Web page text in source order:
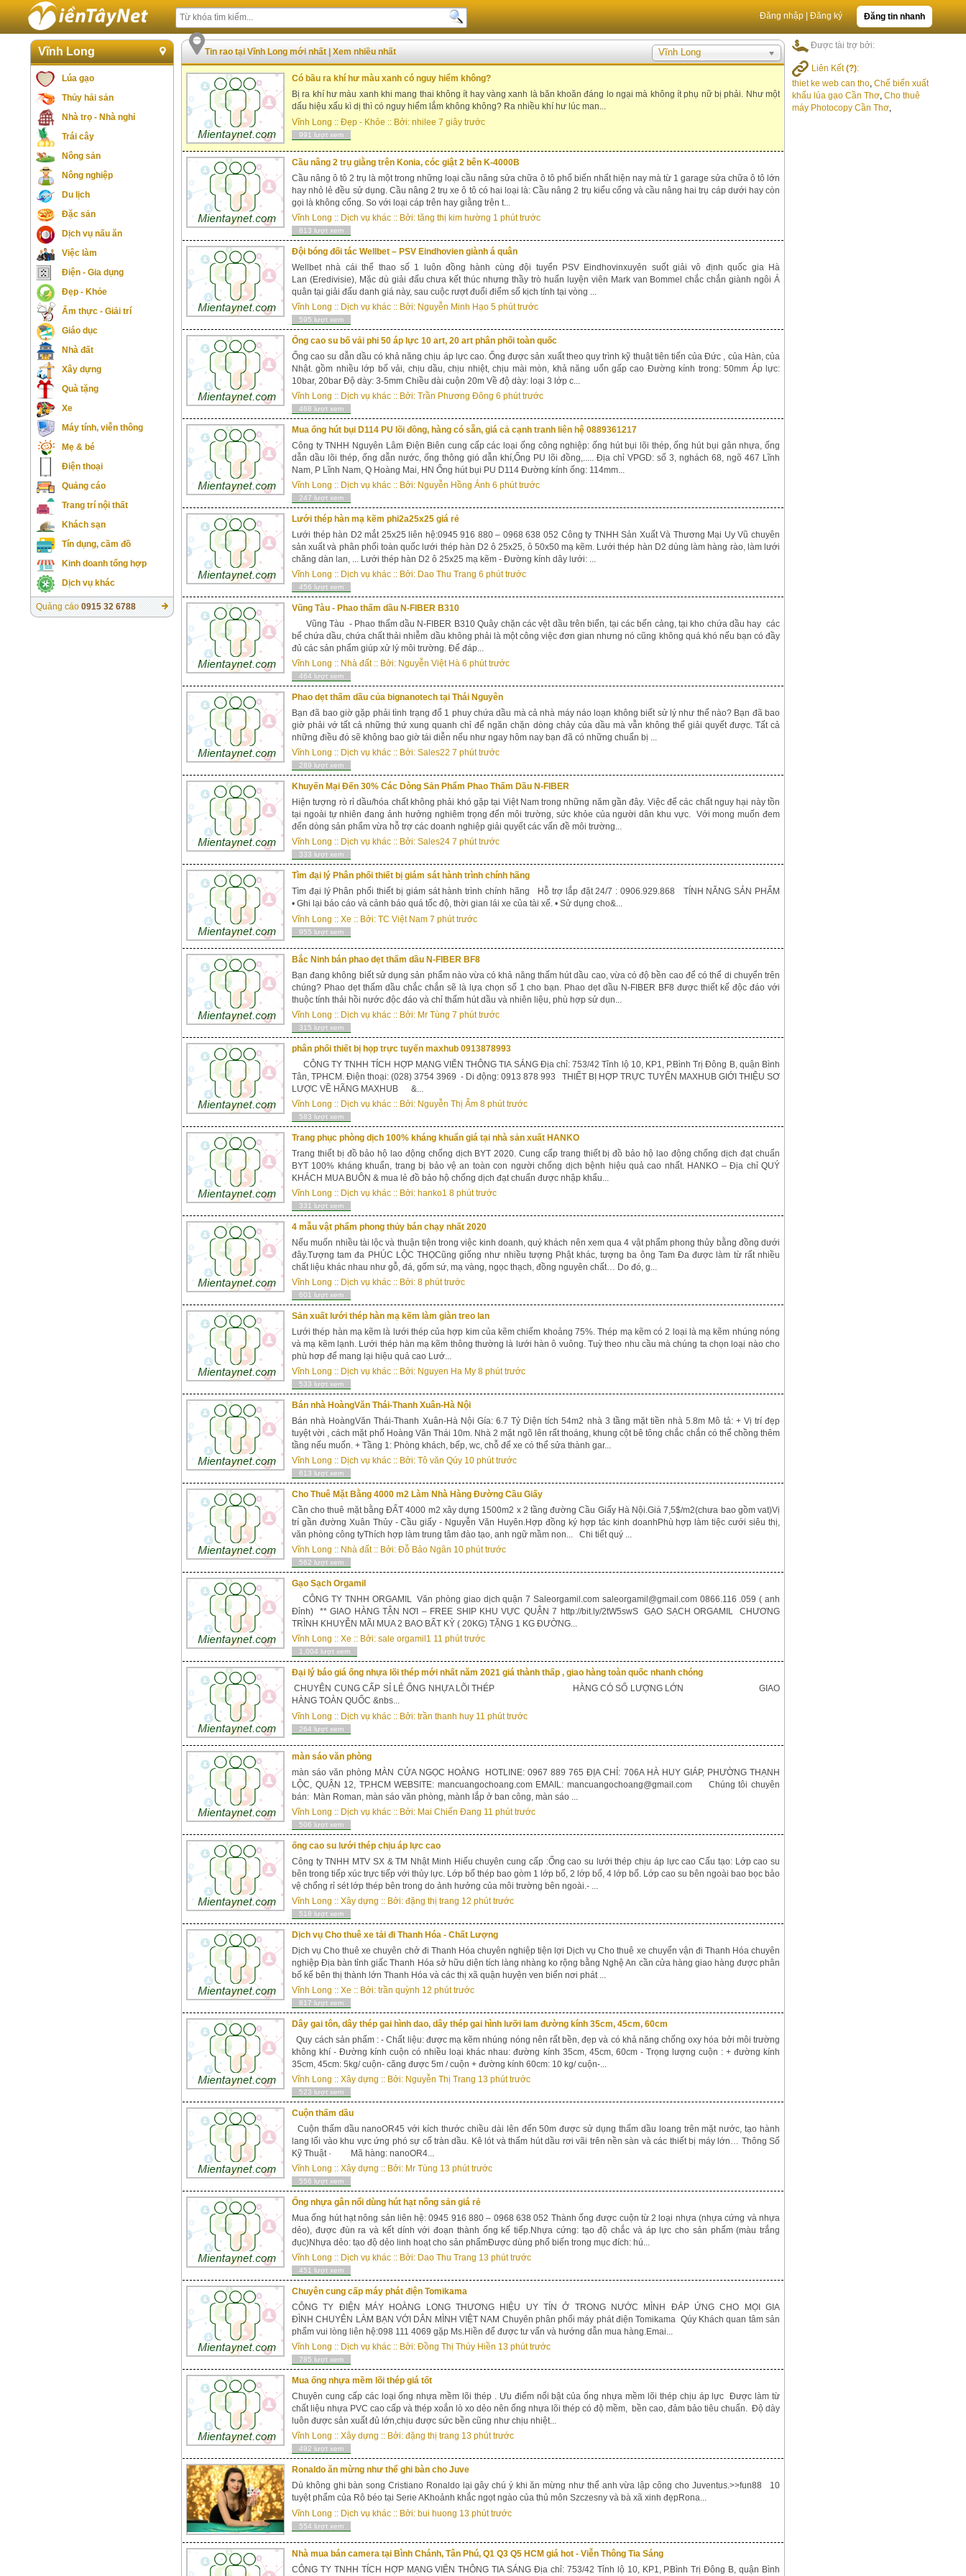
Đăng tin nhanh
Đăng nhập Đăng ký
Vĩnh Long
Lúa gạo
Thủy hải sản
Nhà trọ - Nhà nghỉ
Trái cây
Nông sản
Nông nghiệp
Du lịch
Đặc sản
Dịch vụ nấu ăn
Việc làm
Điện - Gia dụng
Đẹp - Khỏe
Ẩm thực - Giải trí
Giáo dục
Nhà đất
Xây dựng
Quà tặng
Xe
Máy tính, viễn thông
Mẹ & bé
Điện thoại
Quảng cáo
Trang trí nội thất
Khách sạn
Tín dụng, cầm đồ
Kinh doanh tổng hợp
Dịch vụ khác
Quảng cáo 0915 32 6788
Được tài trợ bởi:
Liên Kết(?):
thiet ke web can tho, Chế biến xuất
khẩu lúa gạo Cần Thơ, Cho thuê
máy Photocopy Cần Thơ,
Tin rao tại Vĩnh Long mới nhất Xem nhiều nhất Vĩnh Long
Có bầu ra khí hư màu xanh có nguy hiểm không?
Bị ra khí hư màu xanh khi mang thai không ít hay vàng xanh là băn khoăn đáng lo ngại mà không ít phụ nữ bị phải. Như một
dấu hiệu xấu kì dị thì có nguy hiểm lắm không không? Ra nhiều khí hư lúc man...
Vĩnh Long :: Đẹp - Khỏe :: Bởi: nhilee 7 giây trước
991 lượt xem
Cầu nâng 2 trụ giằng trên Konia, cóc giật 2 bên K-4000B
Cầu nâng ô tô 2 trụ là một trong những loại cầu nâng sửa chữa ô tô phổ biến nhất hiện nay mà từ 1 garage sửa chữa ô tô lớn
hay nhỏ lẻ đều sử dụng. Cầu nâng 2 trụ xe ô tô có hai loại là: Cầu nâng 2 trụ kiểu cổng và cầu nâng hai trụ cáp dưới hay còn
gọi là không cổng. So với loại cáp trên hay giằng trên t...
Vĩnh Long :: Dịch vụ khác :: Bởi: tăng thị kim hường 1 phút trước
813 lượt xem
Đội bóng đối tác Wellbet – PSV Eindhovien giành á quân
Wellbet nhà cái thể thao số 1 luôn đồng hành cùng đội tuyển PSV Eindhovinxuyên suốt giải vô định quốc gia Hà
Lan (Eredivisie), Mặc dù giải đấu chưa kết thúc nhưng thầy trò huấn luyện viên Mark van Bommel chắc chắn giành ngôi Á
quân tại giải đấu danh giá này, sau cuộc rượt đuổi điểm số kịch tính tại vòng ...
Vĩnh Long :: Dịch vụ khác :: Bởi: Nguyễn Minh Hạo 5 phút trước
595 lượt xem
Ống cao su bố vải phi 50 áp lực 10 art, 20 art phân phối toàn quốc
Ống cao su dẫn dầu có khả năng chịu áp lực cao. Ống được sản xuất theo quy trình kỹ thuật tiên tiến của Đức , của Hàn, của
Nhật. gồm nhiều lớp bố vải, chịu dầu, chịu nhiệt, chịu mài mòn, khả năng uốn gấp cao Đường kính trong: 50mm Áp lực:
10bar, 20bar Độ dày: 3-5mm Chiều dài cuộn 20m Về độ dày: loại 3 lớp c...
Vĩnh Long :: Dịch vụ khác :: Bởi: Trần Phương Đông 6 phút trước
468 lượt xem
Mua ống hút bụi D114 PU lõi đồng, hàng có sẵn, giá cả cạnh tranh liên hệ 0889361217
Công ty TNHH Nguyên Lâm Điện Biên cung cấp các loại ống công nghiệp: ống hút bụi lõi thép, ống hút bụi gân nhựa, ống
dẫn dầu lõi thép, ống dẫn nước, ống thông gió dẫn khí,Ống PU lõi đồng,..... Địa chỉ VPGD: số 3, nghách 68, ngõ 467 Lĩnh
Nam, P Lĩnh Nam, Q Hoàng Mai, HN Ống hút bụi PU D114 Đường kính ống: 114mm...
Vĩnh Long :: Dịch vụ khác :: Bởi: Nguyễn Hồng Ánh 6 phút trước
247 lượt xem
Lưới thép hàn mạ kẽm phi2a25x25 giá rẻ
Lưới thép hàn D2 mắt 25x25 liên hệ:0945 916 880 – 0968 638 052 Công ty TNHH Sản Xuất Và Thương Mại Uy Vũ chuyên
sản xuất và phân phối toàn quốc lưới thép hàn D2 ô 25x25, ô 50x50 mạ kẽm. Lưới thép hàn D2 dùng làm hàng rào, làm lưới
chăng dàn lan, ... Lưới thép hàn D2 ô 25x25 mạ kẽm - Đường kính dây lưới: ...
Vĩnh Long :: Dịch vụ khác :: Bởi: Dao Thu Trang 6 phút trước
456 lượt xem
Vũng Tàu - Phao thấm dầu N-FIBER B310
Vũng Tàu - Phao thấm dầu N-FIBER B310 Quây chặn các vệt dầu trên biển, tại các bến cảng, tại kho chứa dầu hay các
bể chứa dầu, chứa chất thải nhiễm dầu không phải là một công việc đơn gian nhưng nó cũng không quá khó nếu bạn có đầy
đủ các sản phẩm giúp xử lý môi trường. Để đáp...
Vĩnh Long :: Nhà đất:: Bởi: Nguyễn Việt Hà 6 phút trước
464 lượt xem
Phao dẹt thấm dầu của bignanotech tại Thái Nguyên
Bạn đã bao giờ gặp phải tình trạng đổ 1 phuy chứa dầu mà cả nhà máy náo loạn không biết sử lý như thế nào? Bạn đã bao
giờ phải vớ tất cả những thứ xung quanh chỉ để ngăn chặn dòng chảy của dầu mà vẫn không thể giải quyết được. Tất cả
những điều đó sẽ không bao giờ tái diễn nếu như ngay hôm nay bạn đã có những chuẩn bị ...
Vĩnh Long :: Dịch vụ khác :: Bởi: Sales22 7 phút trước
289 lượt xem
Khuyến Mại Đến 30% Các Dòng Sản Phẩm Phao Thấm Dầu N-FIBER
Hiện tượng rò rỉ dầu/hóa chất không phải khó gặp tại Việt Nam trong những năm gần đây. Việc để các chất nguy hại này tồn
tại ngoài tự nhiên đang ảnh hưởng nghiêm trọng đến môi trường, sức khỏe của người dân khu vực. Với mong muốn đem
đến dòng sản phẩm vừa hỗ trợ các doanh nghiệp giải quyết các vấn đề môi trường...
Vĩnh Long :: Dịch vụ khác :: Bởi: Sales24 7 phút trước
333 lượt xem
Tìm đại lý Phân phối thiết bị giám sát hành trình chính hãng
Tìm đại lý Phân phối thiết bị giám sát hành trình chính hãng Hỗ trợ lắp đặt 24/7 : 0906.929.868 TÍNH NĂNG SẢN PHẨM
• Ghi lại báo cáo và cảnh báo quá tốc độ, thời gian lái xe của tài xế. • Sử dụng cho&...
Vĩnh Long :: Xe :: Bởi: TC Việt Nam 7 phút trước
955 lượt xem
Bắc Ninh bán phao dẹt thấm dầu N-FIBER BF8
Bạn đang không biết sử dụng sản phẩm nào vừa có khả năng thấm hút dầu cao, vừa có độ bền cao để có thể di chuyển trên
chúng? Phao dẹt thấm dầu chắc chắn sẽ là lựa chọn số 1 cho bạn. Phao dẹt dầu N-FIBER BF8 được thiết kế độc đáo với
thuộc tính thải hồi nước độc đáo và chỉ thấm hút dầu và nhiên liệu, phù hợp sử dụn...
Vĩnh Long :: Dịch vụ khác :: Bởi: Mr Tùng 7 phút trước
315 lượt xem
phân phối thiết bị họp trực tuyến maxhub 0913878993
CÔNG TY TNHH TÍCH HỢP MẠNG VIỄN THÔNG TIA SÁNG Địa chỉ: 753/42 Tỉnh lộ 10, KP1, P.Bình Trị Đông B, quận Bình
Tân, TPHCM. Điện thoại: (028) 3754 3969 - Di động: 0913 878 993 THIẾT BỊ HỢP TRỰC TUYẾN MAXHUB GIỚI THIỆU SƠ
LƯỢC VỀ HÃNG MAXHUB &...
Vĩnh Long :: Dịch vụ khác :: Bởi: Nguyễn Thị Ấm 8 phút trước
583 lượt xem
Trang phục phòng dịch 100% kháng khuẩn giá tại nhà sản xuất HANKO
Trang thiết bị đồ bảo hộ lao động chống dịch BYT 2020. Cung cấp trang thiết bị đồ bảo hộ lao động chống dịch đạt chuẩn
BYT 100% kháng khuẩn, trang bị bảo vệ an toàn con người chống dịch bệnh hiệu quả cao nhất. HANKO – Địa chỉ QUÝ
KHÁCH MUA BUÔN & mua lẻ đồ bảo hộ chống dịch đạt chuẩn được nhập khẩu...
Vĩnh Long :: Dịch vụ khác :: Bởi: hanko1 8 phút trước
331 lượt xem
4 mẫu vật phẩm phong thủy bán chạy nhất 2020
Nếu muốn nhiều tài lộc và thuận tiện trong việc kinh doanh, quý khách nên xem qua 4 vật phẩm phong thủy bằng đồng dưới
đây.Tượng tam đa PHÚC LỘC THỌCũng giống như nhiều tượng Phật khác, tượng ba ông Tam Đa được làm từ rất nhiều
chất liệu khác nhau như gỗ, đá, gốm sứ, mạ vàng, ngọc thạch, đồng nguyên chất… Do đó, g...
Vĩnh Long :: Dịch vụ khác :: Bởi: 8 phút trước
601 lượt xem
Sản xuất lưới thép hàn mạ kẽm làm giàn treo lan
Lưới thép hàn mạ kẽm là lưới thép của hợp kim của kẽm chiếm khoảng 75%. Thép mạ kẽm có 2 loại là mạ kẽm nhúng nóng
và mạ kẽm lạnh. Lưới thép hàn mạ kẽm thông thường là lưới hàn ô vuông. Tuỳ theo nhu cầu mà chúng ta chọn loại nào cho
phù hơp để mang lại hiệu quả cao Lướ...
Vĩnh Long :: Dịch vụ khác :: Bởi: Nguyen Ha My 8 phút trước
533 lượt xem
Bán nhà HoàngVăn Thái-Thanh Xuân-Hà Nội
Bán nhà HoàngVăn Thái-Thanh Xuân-Hà Nội Gía: 6.7 Tỷ Diện tích 54m2 nhà 3 tầng mặt tiền nhà 5.8m Mô tả: + Vị trí đẹp
tuyệt vời , cách mặt phố Hoàng Văn Thái 10m. Nhà 2 mặt ngõ lên rất thoáng, khung cột bê tông chắc chắn có thể chồng thêm
tầng nếu muốn. + Tầng 1: Phòng khách, bếp, wc, chỗ để xe có thể sửa thành gar...
Vĩnh Long :: Dịch vụ khác :: Bởi: Tô văn Qúy 10 phút trước
613 lượt xem
Cho Thuê Mặt Bằng 4000 m2 Làm Nhà Hàng Đường Cầu Giấy
Cần cho thuê mặt bằng ĐẤT 4000 m2 xây dựng 1500m2 x 2 tầng đường Cầu Giấy Hà Nội.Giá 7,5$/m2(chưa bao gồm vat)Vị
trí gần đường Xuân Thủy - Cầu giấy - Nguyễn Văn Huyên.Hợp đồng ký hợp tác kinh doanhPhù hợp làm tiệc cưới siêu thị,
văn phòng công tyThích hợp làm trung tâm đào tạo, anh ngữ mầm non... Chi tiết quý ...
Vĩnh Long :: Nhà đất:: Bởi: Đỗ Bảo Ngân 10 phút trước
562 lượt xem
Gạo Sạch Orgamil
CÔNG TY TNHH ORGAMIL Văn phòng giao dịch quận 7 Saleorgamil.com saleorgamil@gmail.com 0866.116 .059 ( anh
Đỉnh) ** GIAO HÀNG TẬN NƠI – FREE SHIP KHU VỰC QUẬN 7 http://bit.ly/2tW5swS GẠO SẠCH ORGAMIL CHƯƠNG
TRÌNH KHUYỄN MÃI MUA 2 BAO BẤT KỲ ( 20KG) TẶNG 1 KG ĐƯỜNG...
Vĩnh Long :: Xe :: Bởi: sale orgamil1 11 phút trước
1,004 lượt xem
Đại lý báo giá ống nhựa lõi thép mới nhất năm 2021 giá thành thấp , giao hàng toàn quốc nhanh chóng
CHUYÊN CUNG CẤP SỈ LẺ ỐNG NHỰA LÕI THÉP HÀNG CÓ SỐ LƯỢNG LỚN GIAO
HÀNG TOÀN QUỐC &nbs...
Vĩnh Long :: Dịch vụ khác :: Bởi: trần thanh huy 11 phút trước
264 lượt xem
màn sáo văn phòng
màn sáo văn phòng MÀN CỬA NGỌC HOÀNG HOTLINE: 0967 889 765 ĐỊA CHỈ: 706A HÀ HUY GIÁP, PHƯỜNG THẠNH
LỘC, QUẬN 12, TP.HCM WEBSITE: mancuangochoang.com EMAIL: mancuangochoang@gmail.com Chúng tôi chuyên
bán: Màn Roman, màn sáo văn phòng, mành lắp ở ban công, màn sáo ...
Vĩnh Long :: Dịch vụ khác :: Bởi: Mai Chiến Đang 11 phút trước
506 lượt xem
ống cao su lưới thép chịu áp lực cao
Công ty TNHH MTV SX & TM Nhật Minh Hiếu chuyên cung cấp :Ống cao su lưới thép chịu áp lực cao Cấu tạo: Lớp cao su
bên trong tiếp xúc trực tiếp với thủy lực. Lớp bố thép bao gòm 1 lớp bố, 2 lớp bố, 4 lớp bố. Lớp cao su bên ngoài bao bọc bảo
vệ chổng rỉ sét lớp thép bên trong do ảnh hưởng của môi trường bên ngoài.- ...
Vĩnh Long :: Xây dựng :: Bởi: đặng thị trang 12 phút trước
518 lượt xem
Dịch vụ Cho thuê xe tải đi Thanh Hóa - Chất Lượng
Dịch vụ Cho thuê xe chuyên chở đi Thanh Hóa chuyên nghiệp tiện lợi Dịch vụ Cho thuê xe chuyển vận đi Thanh Hóa chuyên
nghiệp Địa bàn tỉnh giấc Thanh Hóa sở hữu diện tích làng nhàng ko rộng bằng Nghệ An cần cửa hàng giao hàng được phân
bố kế bên thị thành lớn Thanh Hóa và các thị xã quận huyện ven biển nơi phát ...
Vĩnh Long :: Xe :: Bởi: trần quỳnh 12 phút trước
817 lượt xem
Dây gai tôn, dây thép gai hình dao, dây thép gai hình lưỡi lam đường kính 35cm, 45cm, 60cm
Quy cách sản phẩm : - Chất liệu: được mạ kẽm nhúng nóng nên rất bền, đẹp và có khả năng chống oxy hóa bởi môi trường
không khí - Đường kính cuộn có nhiều loại khác nhau: đường kính 35cm, 45cm, 60cm - Trọng lượng cuộn : + đường kính
35cm, 45cm: 5kg/ cuộn- căng được 5m / cuộn + đường kính 60cm: 10 kg/ cuộn-...
Vĩnh Long :: Xây dựng :: Bởi: Nguyễn Thị Trang 13 phút trước
523 lượt xem
Cuộn thấm dầu
Cuộn thấm dầu nanoOR45 với kích thước chiều dài lên đến 50m được sử dụng thấm dầu loang trên mặt nước, tạo hành
lang lối vào khu vực ứng phó sự cố tràn dầu. Kê lót và thấm hút dầu rơi vãi trên nền sàn và các thiết bị máy lớn… Thông Số
Kỹ Thuật · Mã hàng: nanoOR4...
Vĩnh Long :: Xây dựng :: Bởi: Mr Tùng 13 phút trước
556 lượt xem
Ống nhựa gân nổi dùng hút hạt nông sản giá rẻ
Mua ống hút hạt nông sản liên hệ: 0945 916 880 – 0968 638 052 Thành ống được cuộn từ 2 loại nhựa (nhựa cứng và nhựa
dẻo), được đùn ra và kết dính với đoạn thành ống kế tiếp.Nhựa cứng: tạo độ chắc và áp lực cho sản phẩm (màu trắng
đục)Nhựa dẻo: tạo độ dẻo linh hoạt cho sản phẩmĐược dùng phổ biến trong mục đích: hú...
Vĩnh Long :: Dịch vụ khác :: Bởi: Dao Thu Trang 13 phút trước
451 lượt xem
Chuyên cung cấp máy phát điện Tomikama
CÔNG TY ĐIỆN MÁY HOÀNG LONG THƯƠNG HIỆU UY TÍN Ở TRONG NƯỚC MÌNH ĐÁP ỨNG CHO MỌI GIA
ĐÌNH CHUYÊN LÀM BẠN VỚI DÂN MÌNH VIỆT NAM Chuyên phân phối máy phát điện Tomikama Qúy Khách quan tâm sản
phẩm vui lòng liên hệ:098 111 4069 gặp Ms.Hiền để được tư vấn và hướng dẫn mua hàng.Emai...
Vĩnh Long :: Dịch vụ khác :: Bởi: Đồng Thị Thúy Hiền 13 phút trước
785 lượt xem
Mua ống nhựa mềm lõi thép giá tốt
Chuyên cung cấp các loại ống nhựa mềm lõi thép . Ưu điểm nổi bật của ống nhựa mềm lõi thép chịu áp lực Được làm từ
chất liệu nhựa PVC cao cấp và thép xoắn lò xo dẻo nên ống nhựa lõi thép có độ mềm, bền cao, đảm bảo tiêu chuẩn. Độ dày
luôn được sản xuất đủ lớn,chịu được sức bền cũng như chịu nhiệt...
Vĩnh Long :: Xây dựng :: Bởi: đặng thị trang 13 phút trước
492 lượt xem
Ronaldo ăn mừng như thể ghi bàn cho Juve
Dù không ghi bàn song Cristiano Ronaldo lại gây chú ý khi ăn mừng như thể anh vừa lập công cho Juventus.>>fun88 10
tuyệt phẩm của Rô béo tại Serie AKhoảnh khắc ngọt ngào của thủ môn Szczesny và bà xã xinh đẹpRona...
Vĩnh Long :: Dịch vụ khác :: Bởi: bui huong 13 phút trước
554 lượt xem
Nhà mua bán camera tại Bình Chánh, Tân Phú, Q1 Q3 Q5 HCM giá hot - Viễn Thông Tia Sáng
CÔNG TY TNHH TÍCH HỢP MẠNG VIỄN THÔNG TIA SÁNG Địa chỉ: 753/42 Tỉnh lộ 10, KP1, P.Bình Trị Đông B, quận Bình